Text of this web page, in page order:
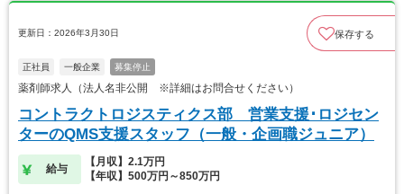
更新日：2026年3月30日 保存する
正社員 一般企業 募集停止
薬剤師求人（法人名非公開 ※詳細はお問合せください）
コントラクトロジスティクス部 営業支援･ロジセン
ターのQMS支援スタッフ（一般・企画職ジュニア）
給与
【月収】2.1万円
【年収】500万円～850万円